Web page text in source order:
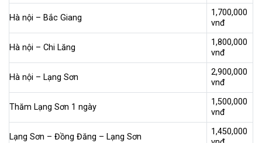
Hà nội – Bắc Giang
1,700,000
vnđ
Hà nội – Chi Lăng
1,800,000
vnđ
Hà nội – Lạng Sơn
2,900,000
vnđ
Thăm Lạng Sơn 1 ngày
1,500,000
vnđ
Lạng Sơn – Đồng Đăng – Lạng Sơn
1,450,000